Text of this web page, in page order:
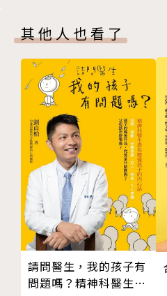
上常見的照護問題，像是哭
一看就上手。
素有「寶寶保母」之稱的伍
後護理之家。一般孕婦入住
至三萬八千元，才能接受到
您只要花一本書的價格，就
華！而在照顧孩子的這條長
著您，做您永遠的後盾。您
本書特色
★針對不同階段的寶寶，提供
３ 嬰兒主導式餵食：親餵
５ 寶貝小小的胃，別吃撐了
６ 寶寶一哭，就是餓了？
７ 安撫寶寶的「同頻共振法
８ 嬰兒哭哭話──聽懂「嬰
９ 媽媽不擔心，是娘就有奶
10 寶寶的進食規劃
11 我的寶寶會護食？
12 抱新生兒有步驟
13 初生嬰兒適應環境的體
14 寶寶怕熱、不怕冷
15 母乳加溫簡單測，瓶餵
16 李小龍的摸鼻子厲害了
其他人也看了
請問醫生，我的孩子有
問題嗎？精神科醫生教